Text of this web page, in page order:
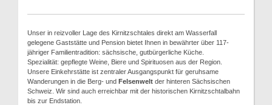
Unser in reizvoller Lage des Kirnitzschtales direkt am Wasserfall
gelegene Gaststätte und Pension bietet Ihnen in bewährter über 117-
jähriger Familientradition: sächsische, gutbürgerliche Küche.
Spezialität: gepflegte Weine, Biere und Spirituosen aus der Region.
Unsere Einkehrstätte ist zentraler Ausgangspunkt für geruhsame
Wanderungen in die Berg- und Felsenwelt der hinteren Sächsischen
Schweiz. Wir sind auch erreichbar mit der historischen Kirnitzschtalbahn
bis zur Endstation.